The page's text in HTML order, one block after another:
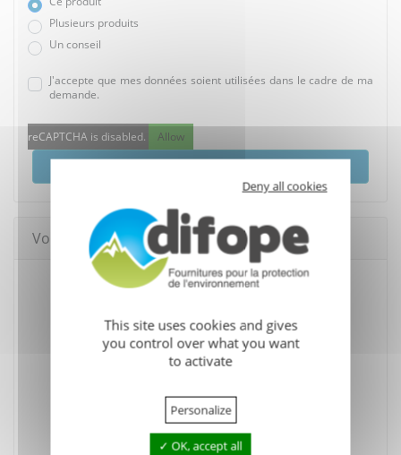
Plusieurs produits
Un conseil
J'accepte que mes données soient utilisées dans le cadre de ma
demande.
reCAPTCHA is disabled. Allow
Vous pourriez aussi aimer
Kit anti-pollution de 25 L Kit absorbant
hydrocarbures
Deny all cookies
This site uses cookies and gives
you control over what you want
to activate
Personalize
OK, accept all